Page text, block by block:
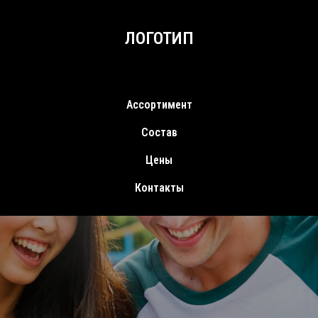
ЛОГОТИП
Ассортимент
Состав
Цены
Контакты